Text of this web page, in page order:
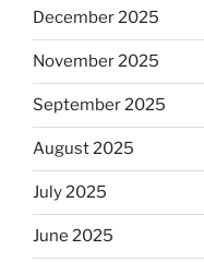
December 2025
November 2025
September 2025
August 2025
July 2025
June 2025